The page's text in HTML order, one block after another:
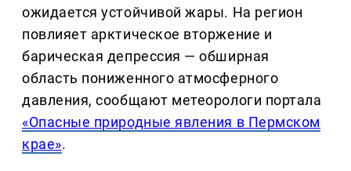
ожидается устойчивой жары. На регион
повлияет арктическое вторжение и
барическая депрессия — обширная
область пониженного атмосферного
давления, сообщают метеорологи портала
«Опасные природные явления в Пермском
крае».